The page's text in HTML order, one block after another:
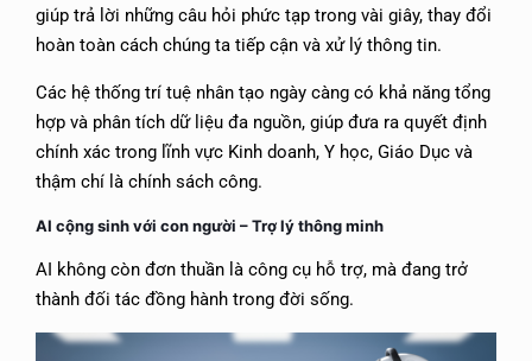
giúp trả lời những câu hỏi phức tạp trong vài giây, thay đổi
hoàn toàn cách chúng ta tiếp cận và xử lý thông tin.
Các hệ thống trí tuệ nhân tạo ngày càng có khả năng tổng
hợp và phân tích dữ liệu đa nguồn, giúp đưa ra quyết định
chính xác trong lĩnh vực Kinh doanh, Y học, Giáo Dục và
thậm chí là chính sách công.
AI cộng sinh với con người – Trợ lý thông minh
AI không còn đơn thuần là công cụ hỗ trợ, mà đang trở
thành đối tác đồng hành trong đời sống.